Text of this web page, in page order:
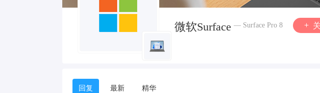
微软Surface — Surface Pro 8
回复 最新 精华